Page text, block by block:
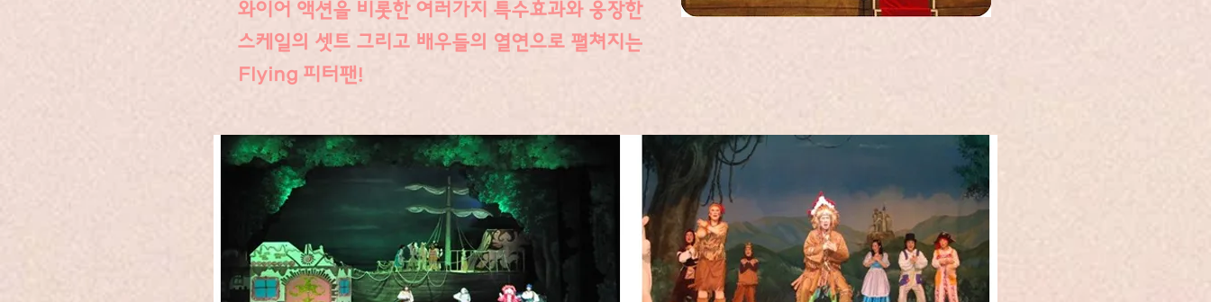
와이어 액션을 비롯한 여러가지 특수효과와 웅장한
스케일의 셋트 그리고 배우들의 열연으로 펼쳐지는
Flying 피터팬!